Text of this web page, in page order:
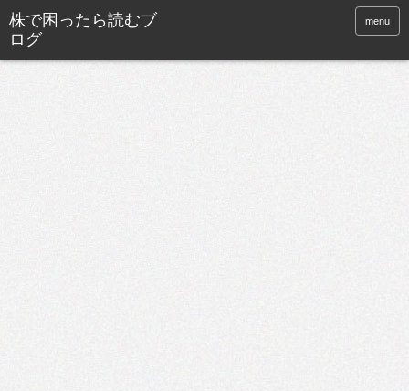
株で困ったら読むブ
ログ
menu